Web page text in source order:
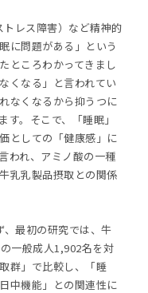
トレス障害）など精神的
に問題がある」という
ところわかってきまし
くなる」と言われてい
なくなるから抑うつに
。そこで、「睡眠」
としての「健康感」に
われ、アミノ酸の一種
乳乳製品摂取との関係
最初の研究では、牛
一般成人1,902名を対
群」で比較し、「睡
中機能」との関連性に